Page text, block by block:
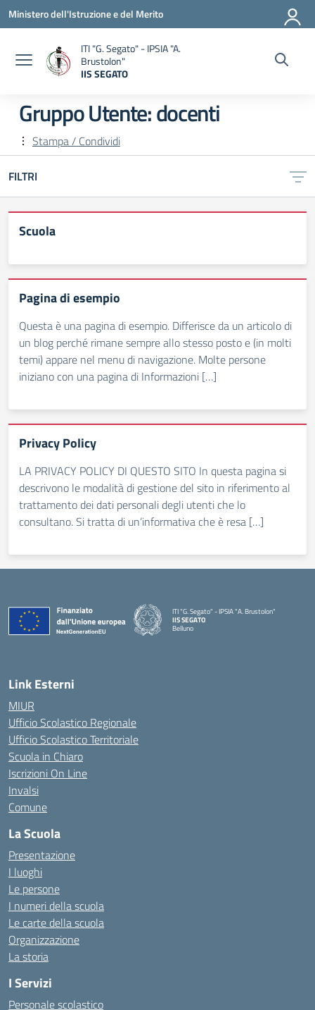
Vai ai contenuti
Vai al menu di navigazione
Vai al footer
Ministero dell'Istruzione e del Merito
ITI "G. Segato" - IPSIA "A.
Brustolon"
IIS SEGATO
Gruppo Utente:docenti
Stampa / Condividi
FILTRI
Scuola
Pagina di esempio
Questa è una pagina di esempio. Differisce da un articolo di
un blog perché rimane sempre allo stesso posto e (in molti
temi) appare nel menu di navigazione. Molte persone
iniziano con una pagina di Informazioni […]
Privacy Policy
LA PRIVACY POLICY DI QUESTO SITO In questa pagina si
descrivono le modalità di gestione del sito in riferimento al
trattamento dei dati personali degli utenti che lo
consultano. Si tratta di un’informativa che è resa […]
ITI "G. Segato" - IPSIA "A. Brustolon"
IIS SEGATO
Belluno
Link Esterni
MIUR
Ufficio Scolastico Regionale
Ufficio Scolastico Territoriale
Scuola in Chiaro
Iscrizioni On Line
Invalsi
Comune
La Scuola
Presentazione
I luoghi
Le persone
I numeri della scuola
Le carte della scuola
Organizzazione
La storia
I Servizi
Personale scolastico